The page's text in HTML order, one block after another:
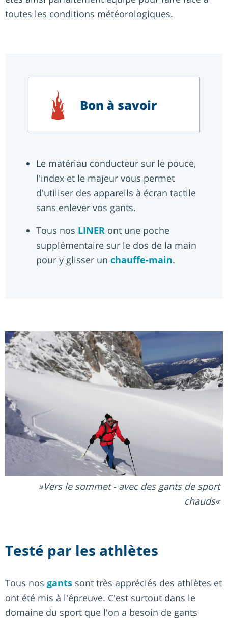
toutes les conditions météorologiques.
Bon à savoir
Le matériau conducteur sur le pouce,
l'index et le majeur vous permet
d'utiliser des appareils à écran tactile
sans enlever vos gants.
Tous nos LINER ont une poche
supplémentaire sur le dos de la main
pour y glisser un chauffe-main.
Vers le sommet - avec des gants de sport
chauds
Testé par les athlètes
Tous nos gants sont très appréciés des athlètes et
ont été mis à l'épreuve. C'est surtout dans le
domaine du sport que l'on a besoin de gants